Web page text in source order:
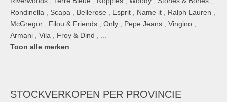
Rondinella
Scapa Bellerose Esprit Name it Ralph Lauren
McGregor
Filou & Friends Only Pepe Jeans Vingino
Armani
Vila Froy & Dind
Toon alle merken
STOCKVERKOPEN PER PROVINCIE